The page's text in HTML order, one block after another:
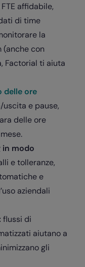
affidabile,
di time
la
con
Factorial ti aiuta
delle ore
e pause,
delle ore
modo
e tolleranze,
e
aziendali
flussi di
aiutano a
gli